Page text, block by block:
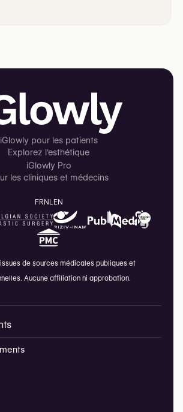
iGlowly pour les patients
Explorez l'esthétique
iGlowly Pro
les cliniques et médecins
FRNLEN
de sources médicales publiques et
Aucune affiliation ni approbation.